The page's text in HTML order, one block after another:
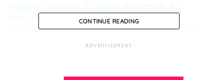
bilinguisme dans l’éducation. Mais aussi, un plan
d’action pour créer des programmes bilingues, et les
Pour ceux qui ne pourraient être présents, l’évènement
CONTINUE READING
ADVERTISEMENT